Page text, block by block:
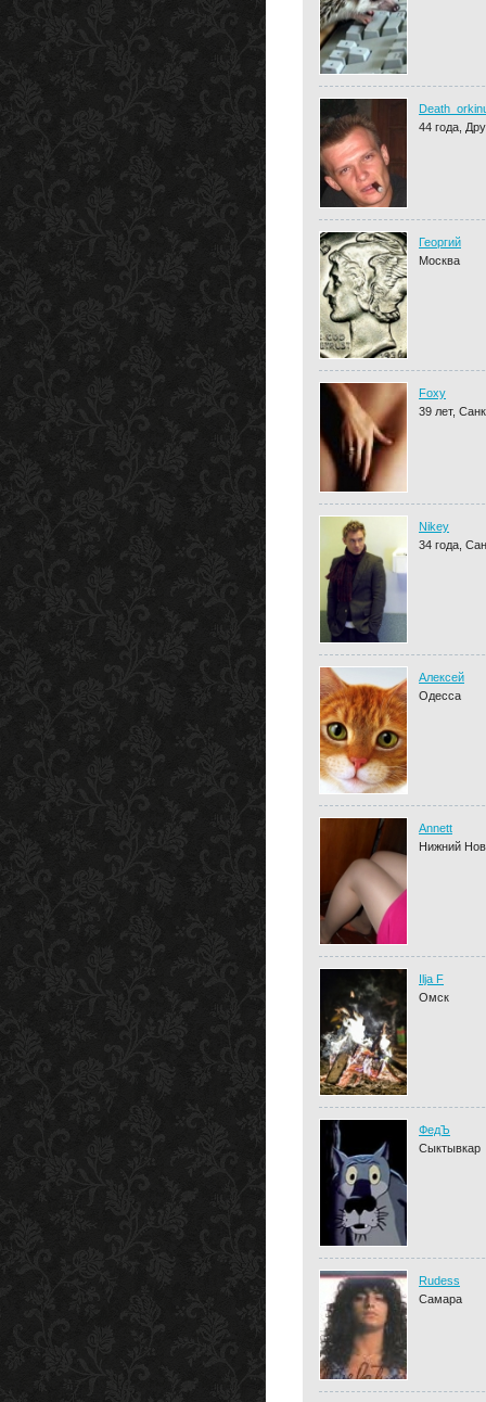
44 года,
Георгий
Москва
Foxy
39 лет,
Nikey
34 года,
Алексей
Одесса
Annett
Нижний
Ilja F
Омск
ФедЪ
Сыктывкар
Rudess
Самара